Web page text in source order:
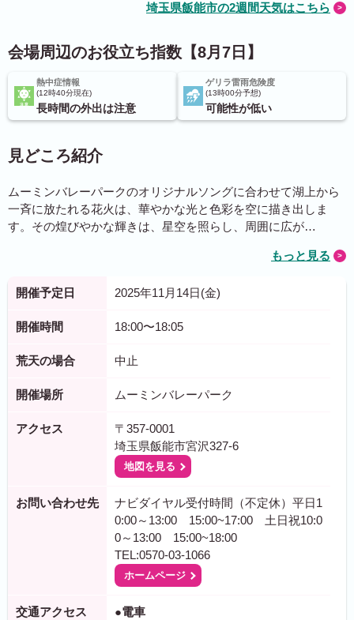
埼玉県飯能市の2週間天気はこちら
会場周辺のお役立ち指数【8月7日】
熱中症情報
12時40分現在
長時間の外出は注意
ゲリラ雷雨危険度
13時00分予想
可能性が低い
見どころ紹介
ムーミンバレーパークのオリジナルソングに合わせて湖上から
一斉に放たれる花火は、華やかな光と色彩を空に描き出しま
す。その煌びやかな輝きは、星空を照らし、周囲に広が…
もっと見る
開催予定日 2025年11月14日(金)
開催時間 18:00〜18:05
荒天の場合 中止
開催場所 ムーミンバレーパーク
アクセス
〒357-0001
埼玉県飯能市宮沢327-6
地図を見る
お問い合わせ先
ナビダイヤル受付時間（不定休）平日1
0:00～13:00 15:00~17:00 土日祝10:0
0～13:00 15:00~18:00
TEL:0570-03-1066
ホームページ
交通アクセス ●電車